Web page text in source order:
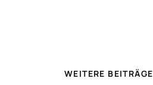
WEITERE BEITRÄGE